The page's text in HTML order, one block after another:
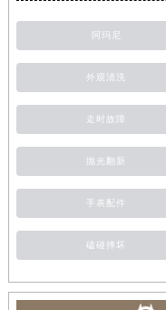
阿玛尼
外观清洗
走时故障
抛光翻新
手表配件
磕碰摔坏